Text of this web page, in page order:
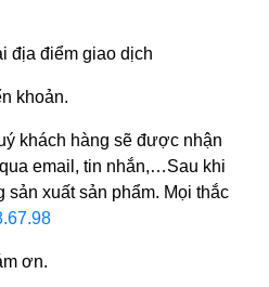
địa điểm giao dịch
khoản.
khách hàng sẽ được nhận
email, tin nhắn,…Sau khi
sản xuất sản phẩm. Mọi thắc
ơn.